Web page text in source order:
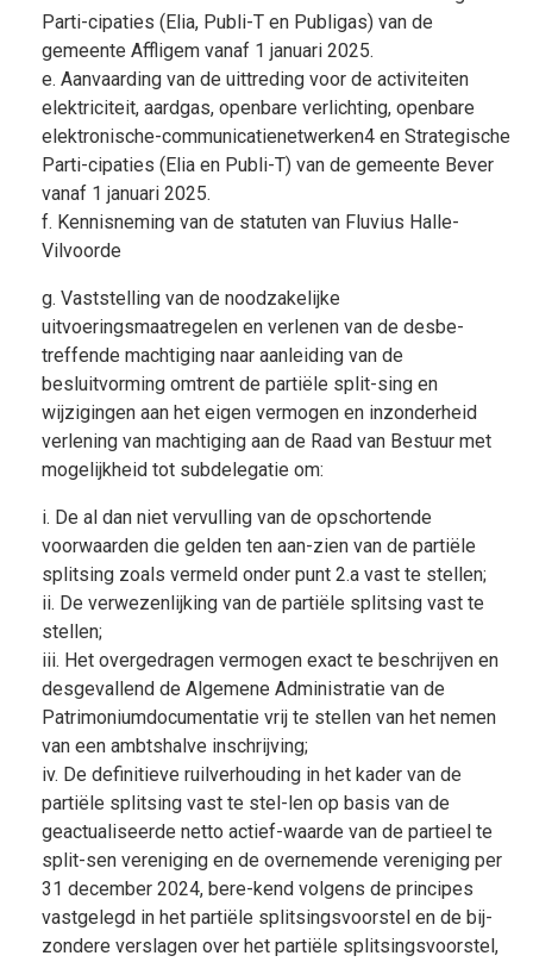
Parti-cipaties (Elia, Publi-T en Publigas) van de
gemeente Affligem vanaf 1 januari 2025.
e. Aanvaarding van de uittreding voor de activiteiten
elektriciteit, aardgas, openbare verlichting, openbare
elektronische-communicatienetwerken4 en Strategische
Parti-cipaties (Elia en Publi-T) van de gemeente Bever
vanaf 1 januari 2025.
f. Kennisneming van de statuten van Fluvius Halle-
Vilvoorde
g. Vaststelling van de noodzakelijke
uitvoeringsmaatregelen en verlenen van de desbe-
treffende machtiging naar aanleiding van de
besluitvorming omtrent de partiële split-sing en
wijzigingen aan het eigen vermogen en inzonderheid
verlening van machtiging aan de Raad van Bestuur met
mogelijkheid tot subdelegatie om:
i. De al dan niet vervulling van de opschortende
voorwaarden die gelden ten aan-zien van de partiële
splitsing zoals vermeld onder punt 2.a vast te stellen;
ii. De verwezenlijking van de partiële splitsing vast te
stellen;
iii. Het overgedragen vermogen exact te beschrijven en
desgevallend de Algemene Administratie van de
Patrimoniumdocumentatie vrij te stellen van het nemen
van een ambtshalve inschrijving;
iv. De definitieve ruilverhouding in het kader van de
partiële splitsing vast te stel-len op basis van de
geactualiseerde netto actief-waarde van de partieel te
split-sen vereniging en de overnemende vereniging per
31 december 2024, bere-kend volgens de principes
vastgelegd in het partiële splitsingsvoorstel en de bij-
zondere verslagen over het partiële splitsingsvoorstel,